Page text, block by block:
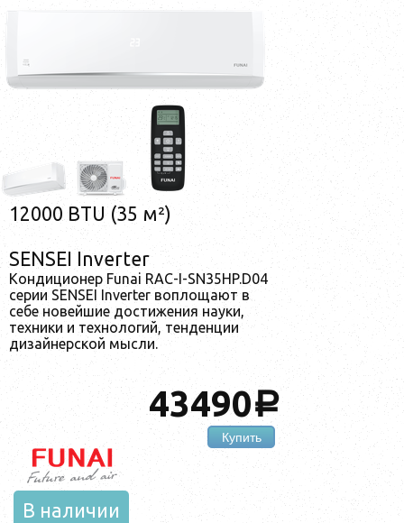
12000 BTU (35 м²)
SENSEI Inverter
Кондиционер Funai RAC-I-SN35HP.D04
серии SENSEI Inverter воплощают в
себе новейшие достижения науки,
техники и технологий, тенденции
дизайнерской мысли.
43490a
Купить
В наличии